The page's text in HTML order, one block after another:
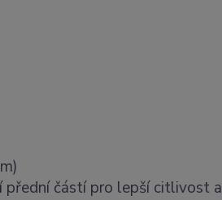
přední částí pro lepší citlivost a